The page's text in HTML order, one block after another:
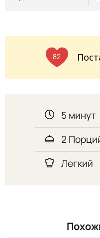
82
5 минут
2
Легкий